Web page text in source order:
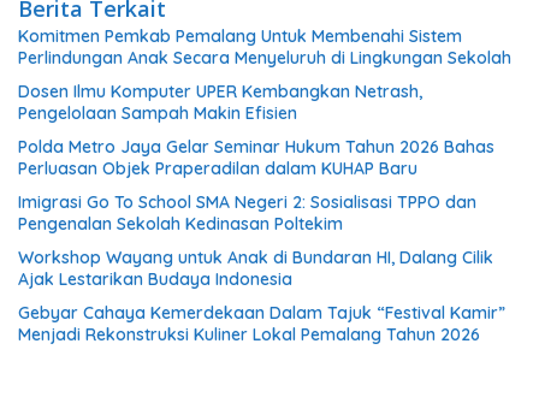
Berita Terkait
Komitmen Pemkab Pemalang Untuk Membenahi Sistem
Perlindungan Anak Secara Menyeluruh di Lingkungan Sekolah
Dosen Ilmu Komputer UPER Kembangkan Netrash,
Pengelolaan Sampah Makin Efisien
Polda Metro Jaya Gelar Seminar Hukum Tahun 2026 Bahas
Perluasan Objek Praperadilan dalam KUHAP Baru
Imigrasi Go To School SMA Negeri 2: Sosialisasi TPPO dan
Pengenalan Sekolah Kedinasan Poltekim
Workshop Wayang untuk Anak di Bundaran HI, Dalang Cilik
Ajak Lestarikan Budaya Indonesia
Gebyar Cahaya Kemerdekaan Dalam Tajuk “Festival Kamir”
Menjadi Rekonstruksi Kuliner Lokal Pemalang Tahun 2026